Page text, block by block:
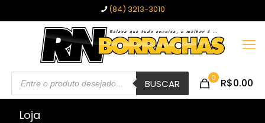
(84) 3213-3010
Pesquisar
produtos BUSCAR 0 R$0.00
Loja